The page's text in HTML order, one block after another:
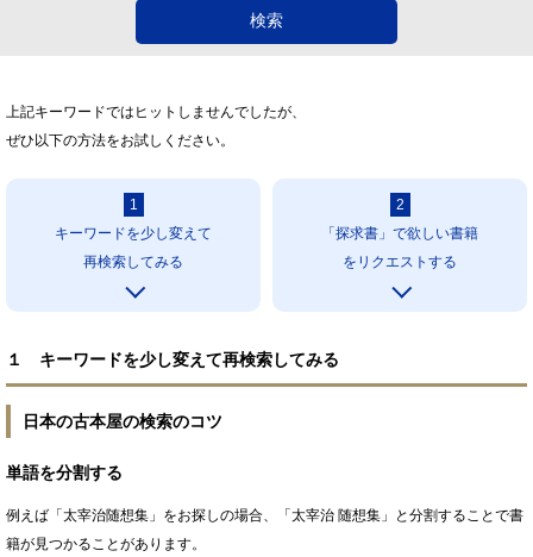
上記キーワードではヒットしませんでしたが、
ぜひ以下の方法をお試しください。
1
キーワードを少し変えて
再検索してみる
2
「探求書」で欲しい書籍
をリクエストする
１ キーワードを少し変えて再検索してみる
日本の古本屋の検索のコツ
単語を分割する
例えば「太宰治随想集」をお探しの場合、「太宰治 随想集」と分割することで書
籍が見つかることがあります。